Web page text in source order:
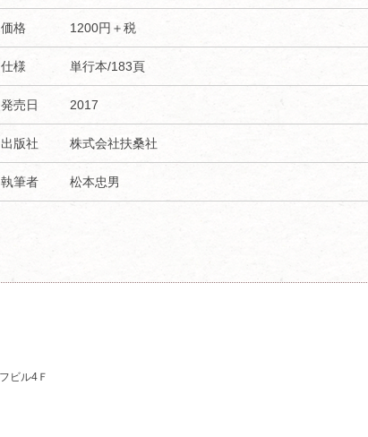
価格 1200円＋税
仕様 単行本/183頁
発売日 2017
出版社 株式会社扶桑社
執筆者 松本忠男
ビル4Ｆ